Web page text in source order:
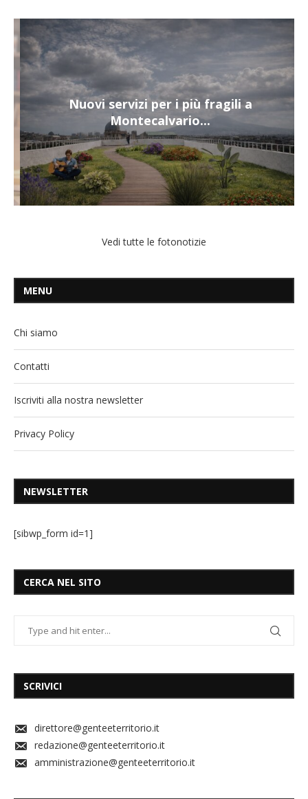
Nuovi servizi per i più fragili a
Montecalvario...
Vedi tutte le fotonotizie
MENU
Chi siamo
Contatti
Iscriviti alla nostra newsletter
Privacy Policy
NEWSLETTER
[sibwp_form id=1]
CERCA NEL SITO
SCRIVICI
direttore@genteeterritorio.it
redazione@genteeterritorio.it
amministrazione@genteeterritorio.it